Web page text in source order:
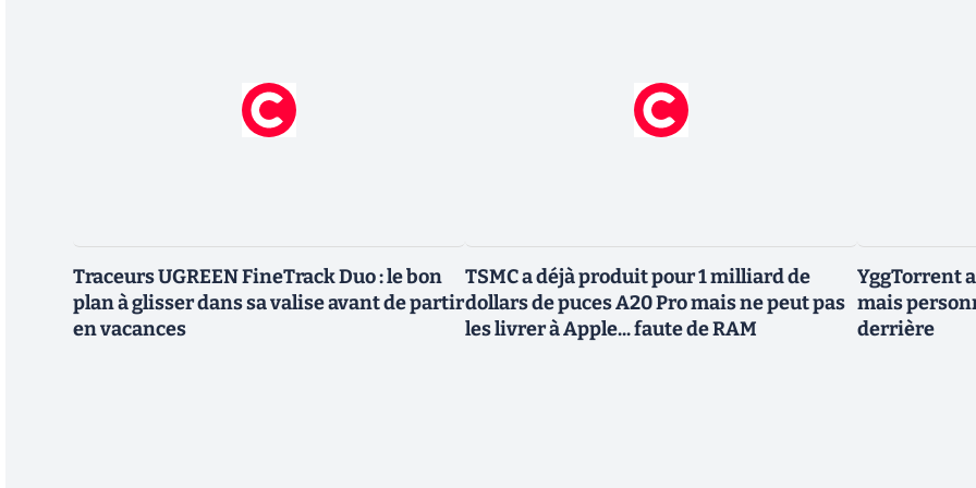
Traceurs UGREEN FineTrack Duo : le bon
plan à glisser dans sa valise avant de partir
en vacances
TSMC a déjà produit pour 1 milliard de
dollars de puces A20 Pro mais ne peut pas
les livrer à Apple... faute de RAM
YggTorrent
mais
derrière